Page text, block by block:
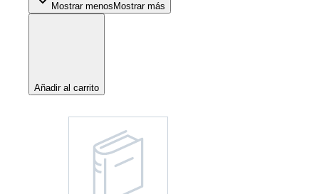
Mostrar menos Mostrar más
Añadir al carrito